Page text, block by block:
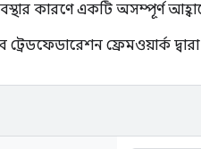
কারণে একটি অসম্পূর্ণ
ট্রেডফেডারেশন ফ্রেমওয়ার্ক